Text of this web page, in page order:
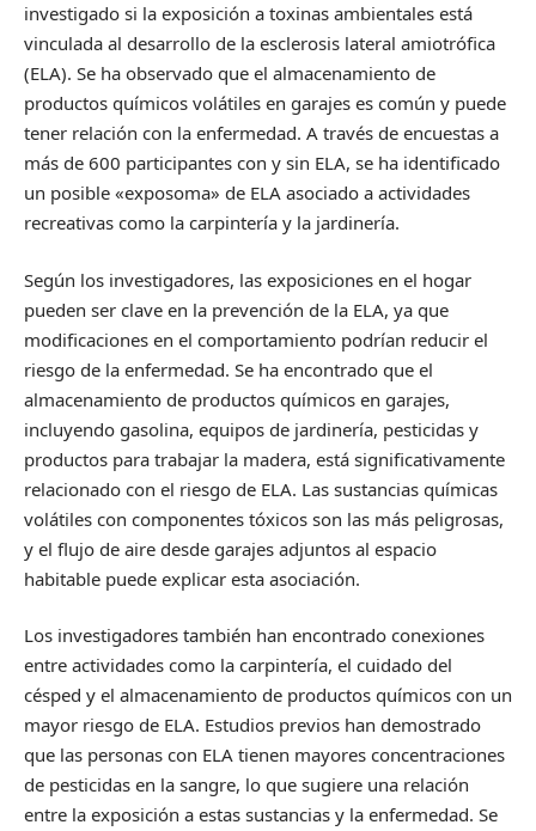
investigado si la exposición a toxinas ambientales está
vinculada al desarrollo de la esclerosis lateral amiotrófica
(ELA). Se ha observado que el almacenamiento de
productos químicos volátiles en garajes es común y puede
tener relación con la enfermedad. A través de encuestas a
más de 600 participantes con y sin ELA, se ha identificado
un posible «exposoma» de ELA asociado a actividades
recreativas como la carpintería y la jardinería.
Según los investigadores, las exposiciones en el hogar
pueden ser clave en la prevención de la ELA, ya que
modificaciones en el comportamiento podrían reducir el
riesgo de la enfermedad. Se ha encontrado que el
almacenamiento de productos químicos en garajes,
incluyendo gasolina, equipos de jardinería, pesticidas y
productos para trabajar la madera, está significativamente
relacionado con el riesgo de ELA. Las sustancias químicas
volátiles con componentes tóxicos son las más peligrosas,
y el flujo de aire desde garajes adjuntos al espacio
habitable puede explicar esta asociación.
Los investigadores también han encontrado conexiones
entre actividades como la carpintería, el cuidado del
césped y el almacenamiento de productos químicos con un
mayor riesgo de ELA. Estudios previos han demostrado
que las personas con ELA tienen mayores concentraciones
de pesticidas en la sangre, lo que sugiere una relación
entre la exposición a estas sustancias y la enfermedad. Se